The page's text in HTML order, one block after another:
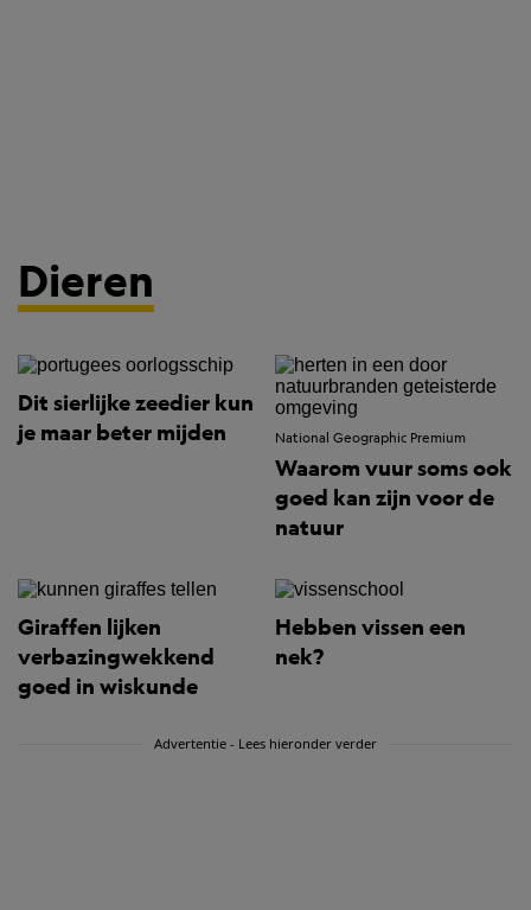
Dieren
Dit sierlijke zeedier kun
je maar beter mijden
National Geographic Premium
Waarom vuur soms ook
goed kan zijn voor de
natuur
Giraffen lijken
verbazingwekkend
goed in wiskunde
Hebben vissen een
nek?
Advertentie - Lees hieronder verder